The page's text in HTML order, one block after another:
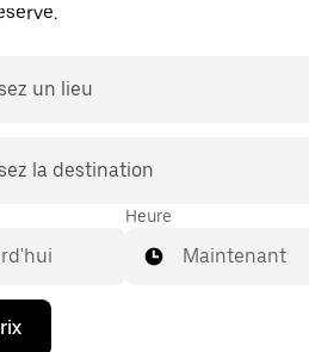
un lieu
la destination
Heure
Maintenant